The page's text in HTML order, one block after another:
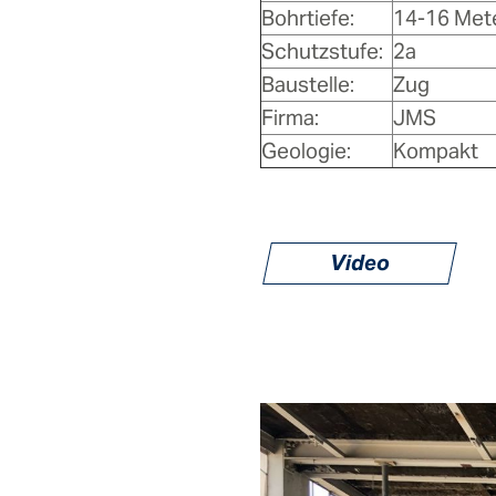
Bohrtiefe:
14-16
Schutzstufe: 2a
Baustelle:
Zug
Firma:
JMS
Geologie:
Kompakt
Video